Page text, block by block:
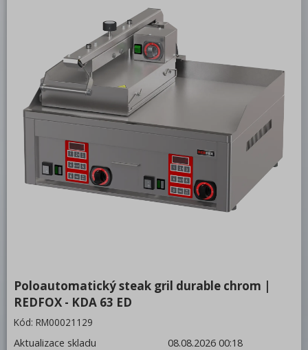
Mycí program
Salamandry
Regálový systém
Drop In - Monoblok
Bufety, drop-in, vitríny, výdejní vany a
vodní lázně
RM
Redfox
Volně stojící moduly
Nerezový program
Stolní zařízení
Poloautomatický steak gril durable chrom |
REDFOX - KDA 63 ED
Kód: RM00021129
Aktualizace skladu
08.08.2026 00:18